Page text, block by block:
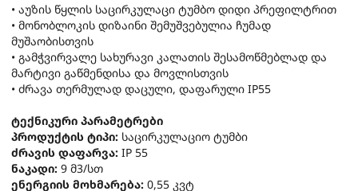
• აუზის წყლის საცირკულაცი ტუმბო დიდი პრეფილტრით
• მონობლოკის დიზაინი შემუშვებულია ჩუმად
მუშაობისთვის
• გამჭვირვალე სახურავი კალათის შესამოწმებლად და
მარტივი გაწმენდისა და მოვლისთვის
• ძრავა თერმულად დაცული, დაფარული IP55
ტექნიკური პარამეტრები
პროდუქტის ტიპი: საცირკულაციო ტუმბი
ძრავის დაფარვა: IP 55
ნაკადი: 9 მ3/სთ
ენერგიის მოხმარება: 0,55 კვტ